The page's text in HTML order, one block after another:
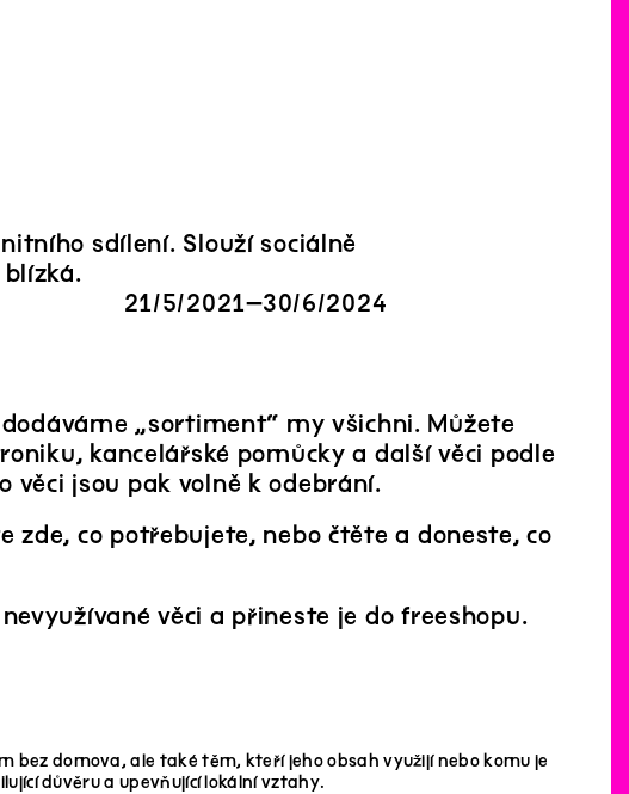
sdílení. Slouží sociálně
21/5/2021–30/6/2024
„sortiment“ my všichni. Můžete
kancelářské pomůcky a další věci podle
jsou pak volně k odebrání.
zde, co potřebujete, nebo čtěte a doneste, co
věci a přineste je do freeshopu.
bez domova, ale také těm, kteří jeho obsah využijí nebo komu je
důvěru a upevňující lokální vztahy.